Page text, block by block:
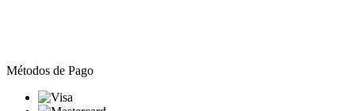
Métodos de Pago